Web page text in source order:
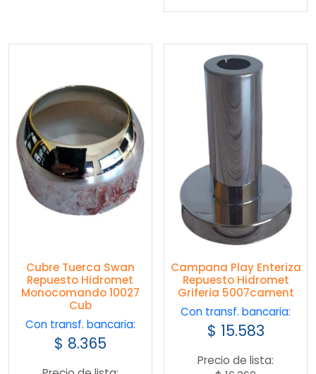
Cubre Tuerca Swan
Repuesto Hidromet
Monocomando 10027
Cub
Con transf. bancaria:
$ 8.365
Campana Play Enteriza
Repuesto Hidromet
Griferia 5007cament
Con transf. bancaria:
$ 15.583
Precio de lista: